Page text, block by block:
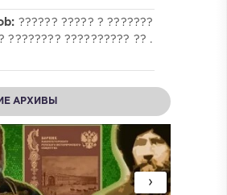
?????? ????? ? ???????
???????? ?????????? ?? .
АРХИВЫ
›